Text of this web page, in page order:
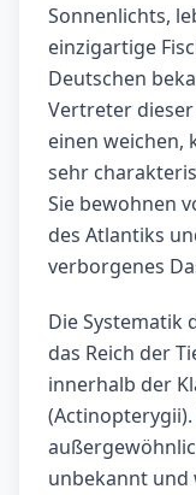
Sonnenlichts,
einzigartige
Deutschen
Vertreter
einen
sehr
Sie bewohnen
des Atlantiks
verborgenes
Die Systematik
das Reich der
innerhalb der
unbekannt und